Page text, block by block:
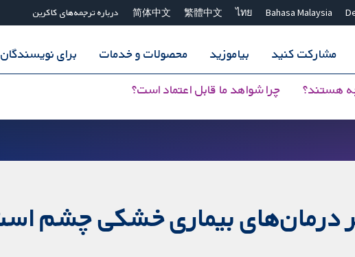
Bahasa Malaysia
ไทย
繁體中文
简体中文 درباره ترجمه‌های کاکرین
هستند؟ چرا شواهد ما قابل اعتماد است؟
مشارکت کنید بیاموزید محصولات و خدمات برای نویسندگان